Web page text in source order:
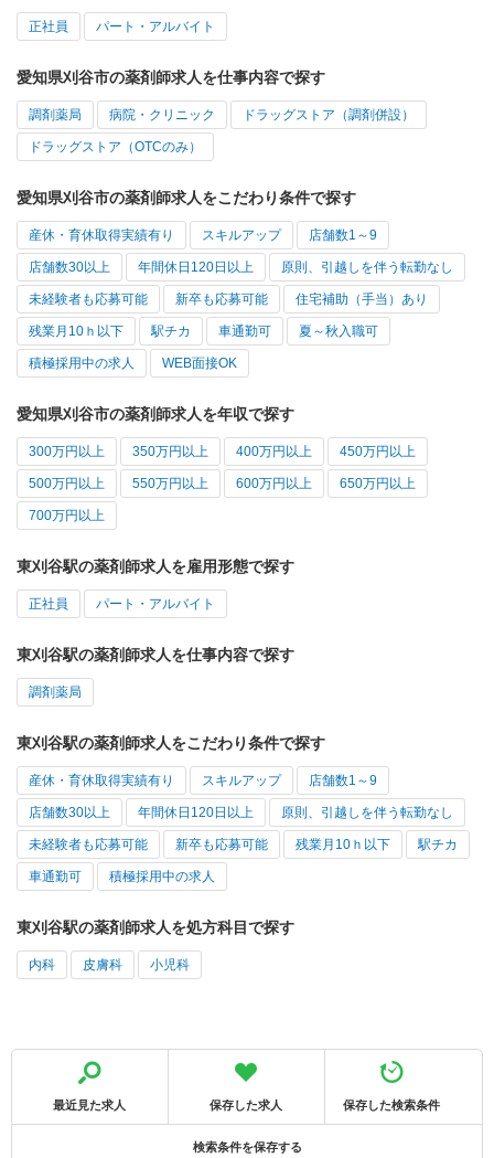
正社員 パート・アルバイト
愛知県刈谷市の薬剤師求人を仕事内容で探す
調剤薬局 病院・クリニック ドラッグストア（調剤併設）
ドラッグストア（OTCのみ）
愛知県刈谷市の薬剤師求人をこだわり条件で探す
産休・育休取得実績有り スキルアップ 店舗数1～9
店舗数30以上 年間休日120日以上 原則、引越しを伴う転勤なし
未経験者も応募可能 新卒も応募可能 住宅補助（手当）あり
残業月10ｈ以下 駅チカ 車通勤可 夏～秋入職可
積極採用中の求人 WEB面接OK
愛知県刈谷市の薬剤師求人を年収で探す
300万円以上 350万円以上 400万円以上 450万円以上
500万円以上 550万円以上 600万円以上 650万円以上
700万円以上
東刈谷駅の薬剤師求人を雇用形態で探す
正社員 パート・アルバイト
東刈谷駅の薬剤師求人を仕事内容で探す
調剤薬局
東刈谷駅の薬剤師求人をこだわり条件で探す
産休・育休取得実績有り スキルアップ 店舗数1～9
店舗数30以上 年間休日120日以上 原則、引越しを伴う転勤なし
未経験者も応募可能 新卒も応募可能 残業月10ｈ以下 駅チカ
車通勤可 積極採用中の求人
東刈谷駅の薬剤師求人を処方科目で探す
内科 皮膚科 小児科
最近見た求人 保存した求人 保存した検索条件
検索条件を保存する